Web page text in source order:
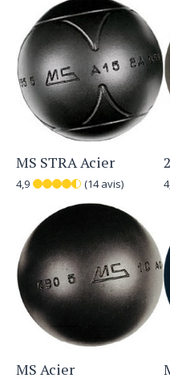
MS STRA Acier
4,9 (14 avis)
MS Acier